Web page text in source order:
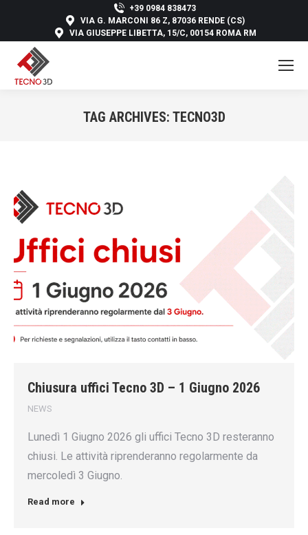
+39 0984 838473
VIA G. MARCONI 86 Z, 87036 RENDE (CS)
VIA GIUSEPPE LIBETTA, 15/C, 00154 ROMA RM
TAG ARCHIVES: TECNO3D
Chiusura uffici Tecno 3D – 1 Giugno 2026
NEWS
Lunedì 1 Giugno 2026 gli uffici Tecno 3D resteranno
chiusi. Le attività riprenderanno regolarmente da
mercoledì 3 Giugno.
Read more